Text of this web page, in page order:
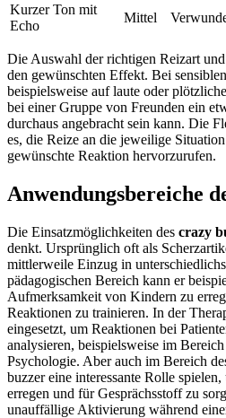
Kurzer Ton mit
Echo
Mittel
Die Auswahl der richtigen Reizart
den gewünschten Effekt. Bei
beispielsweise auf laute oder
bei einer Gruppe von Freunden ein
durchaus angebracht sein kann. Die
es, die Reize an die jeweilige
gewünschte Reaktion hervorzurufen.
Anwendungsbereiche
Die Einsatzmöglichkeiten des crazy
denkt. Ursprünglich oft als
mittlerweile Einzug in
pädagogischen Bereich kann er
Aufmerksamkeit von Kindern zu
Reaktionen zu trainieren. In der
eingesetzt, um Reaktionen bei
analysieren, beispielsweise im
Psychologie. Aber auch im Bereich
buzzer eine interessante Rolle
erregen und für Gesprächsstoff zu
unauffällige Aktivierung während